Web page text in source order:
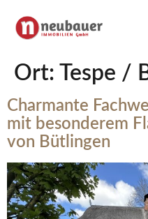
Ort: Tespe /
Charmante
mit besonderem
von Bütlingen